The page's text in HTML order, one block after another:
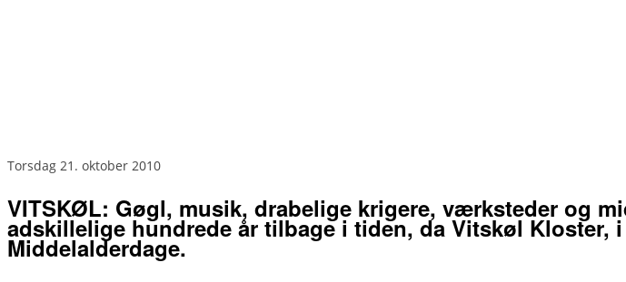
torsdag 21. oktober 2010
VITSKØL: Gøgl, musik, drabelige krigere, værksteder og
adskillelige hundrede år tilbage i tiden, da Vitskøl Kloster,
Middelalderdage.